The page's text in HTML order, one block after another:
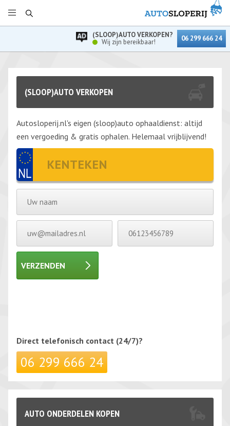
(SLOOP)AUTO VERKOPEN?
Wij zijn bereikbaar!
06 299 666 24
(SLOOP)AUTO VERKOPEN
Autosloperij.nl's eigen (sloop)auto ophaaldienst: altijd
een vergoeding & gratis ophalen. Helemaal vrijblijvend!
VERZENDEN
Direct telefonisch contact (24/7)?
06 299 666 24
AUTO ONDERDELEN KOPEN